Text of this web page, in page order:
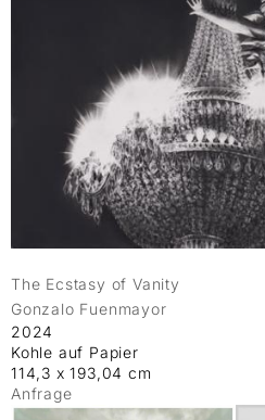
The Ecstasy of Vanity
Gonzalo Fuenmayor
2024
Kohle auf Papier
114,3 x 193,04 cm
Anfrage